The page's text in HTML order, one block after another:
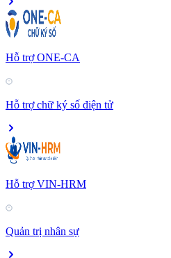
Hỗ trợ ONE-CA
Hỗ trợ chữ ký số điện tử
Hỗ trợ VIN-HRM
Quản trị nhân sự